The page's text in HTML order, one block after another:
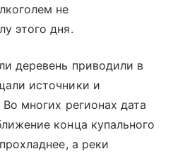
не
этого дня.
деревень приводили в
источники и
многих регионах дата
конца купального
а реки